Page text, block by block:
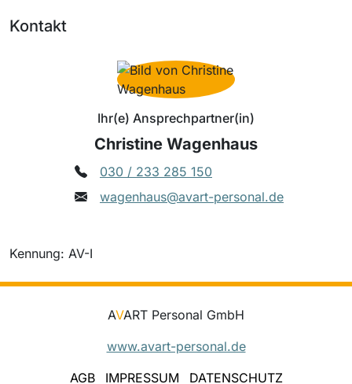
Kontakt
Ihr(e) Ansprechpartner(in)
Christine Wagenhaus
030 / 233 285 150
wagenhaus@avart-personal.de
Kennung: AV-I
AVART Personal GmbH
www.avart-personal.de
AGB
IMPRESSUM DATENSCHUTZ